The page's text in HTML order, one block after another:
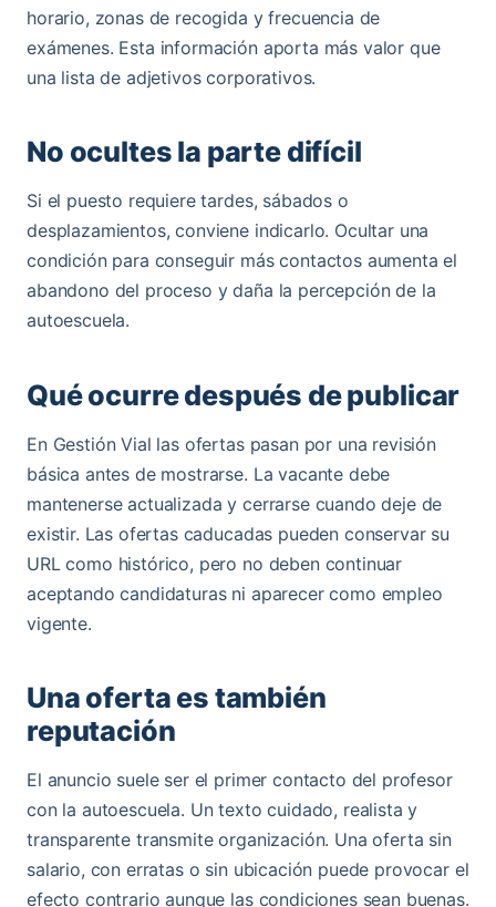
horario, zonas de recogida y frecuencia de
exámenes. Esta información aporta más valor que
una lista de adjetivos corporativos.
No ocultes la parte difícil
Si el puesto requiere tardes, sábados o
desplazamientos, conviene indicarlo. Ocultar una
condición para conseguir más contactos aumenta el
abandono del proceso y daña la percepción de la
autoescuela.
Qué ocurre después de publicar
En Gestión Vial las ofertas pasan por una revisión
básica antes de mostrarse. La vacante debe
mantenerse actualizada y cerrarse cuando deje de
existir. Las ofertas caducadas pueden conservar su
URL como histórico, pero no deben continuar
aceptando candidaturas ni aparecer como empleo
vigente.
Una oferta es también
reputación
El anuncio suele ser el primer contacto del profesor
con la autoescuela. Un texto cuidado, realista y
transparente transmite organización. Una oferta sin
salario, con erratas o sin ubicación puede provocar el
efecto contrario aunque las condiciones sean buenas.